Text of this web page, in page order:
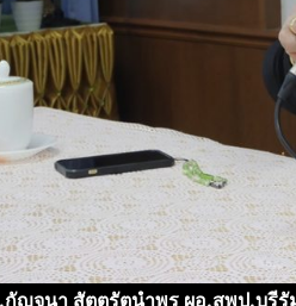
กัญจนา สัตตรัตนำพร ผอ.สพป.บุรีรั